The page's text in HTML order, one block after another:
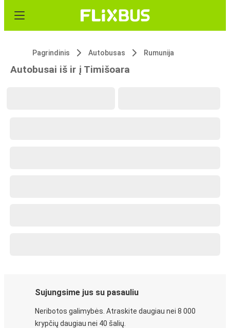
Pagrindinis Autobusas Rumunija
Autobusai iš ir į Timišoara
Sujungsime jus su pasauliu
Neribotos galimybės. Atraskite daugiau nei 8 000
krypčių daugiau nei 40 šalių.